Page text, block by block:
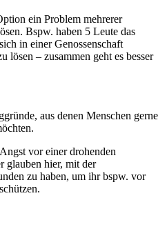
ein Problem mehrerer
Bspw. haben 5 Leute das
in einer Genossenschaft
lösen – zusammen geht es besser
aus denen Menschen gerne
vor einer drohenden
glauben hier, mit der
zu haben, um ihr bspw. vor